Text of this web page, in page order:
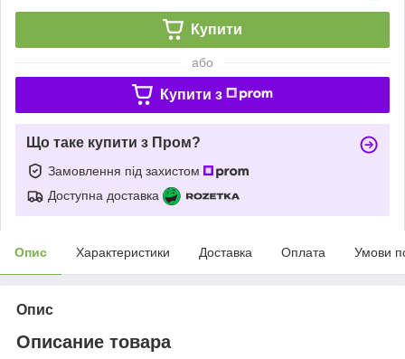
Купити
або
Купити з
Що таке купити з Пром?
Замовлення під захистом
Доступна доставка
Опис Характеристики Доставка Оплата Умови
Опис
Описание товара